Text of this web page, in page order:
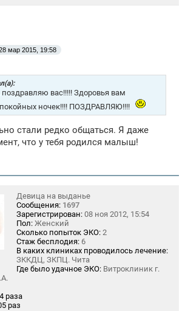
мар 2015, 19:58
поздравляю вас!!!!! Здоровья вам
ночек!!!! ПОЗДРАВЛЯЮ!!!!
стали редко общаться. Я даже
что у тебя родился малыш!
Девица на выданье
Сообщения: 1697
Зарегистрирован: 08 ноя 2012, 15:54
Пол: Женский
Сколько попыток ЭКО: 2
Стаж бесплодия: 6
В каких клиниках проводилось лечение:
ЗККДЦ, ЗКПЦ. Чита
Где было удачное ЭКО: Витроклиник г.
раза
раз